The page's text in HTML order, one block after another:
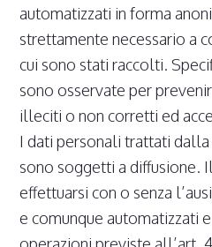
automatizzati in forma
strettamente necessario a
cui sono stati raccolti.
sono osservate per
illeciti o non corretti ed
I dati personali trattati
sono soggetti a diffusione.
effettuarsi con o senza
e comunque automatizzati
operazioni previste all’art.